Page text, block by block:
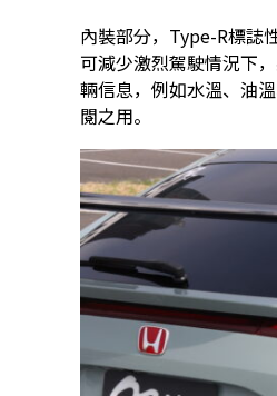
內裝部分，Type-R標誌
可減少激烈駕駛情況下
輛信息，例如水溫、油
閱之用。